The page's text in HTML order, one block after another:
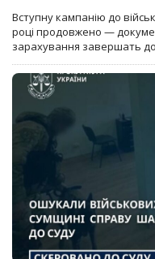
Вступну кампанію до
році продовжено —
зарахування завершать до